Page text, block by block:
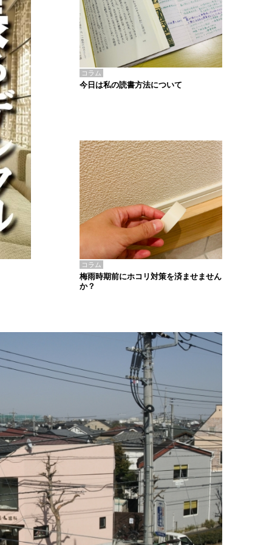
コラム
今日は私の読書方法について
コラム
梅雨時期前にホコリ対策を済ませません
か？